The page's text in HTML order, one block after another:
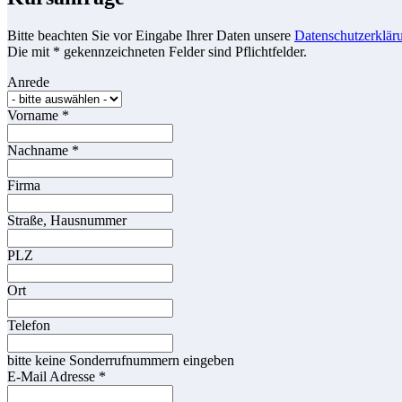
Bitte beachten Sie vor Eingabe Ihrer Daten unsere
Die mit * gekennzeichneten Felder sind Pflichtfelder.
Anrede
Vorname *
Nachname *
Firma
Straße, Hausnummer
PLZ
Ort
Telefon
bitte keine Sonderrufnummern eingeben
E-Mail Adresse *